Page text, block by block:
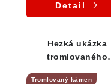
Detail
Hezká ukázka
tromlovaného
Tromlovaný kámen